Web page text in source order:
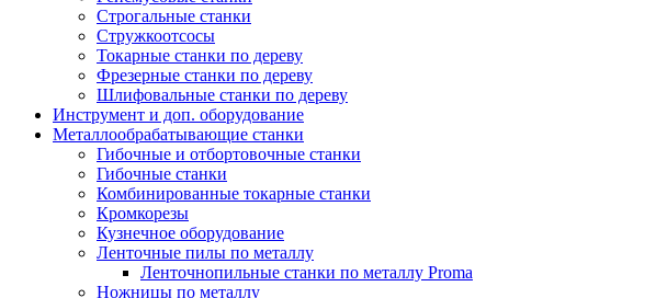
Строгальные станки
Стружкоотсосы
Токарные станки по дереву
Фрезерные станки по дереву
Шлифовальные станки по дереву
Инструмент и доп. оборудование
Металлообрабатывающие станки
Гибочные и отбортовочные станки
Гибочные станки
Комбинированные токарные станки
Кромкорезы
Кузнечное оборудование
Ленточные пилы по металлу
Ленточнопильные станки по металлу Proma
Ножницы по металлу